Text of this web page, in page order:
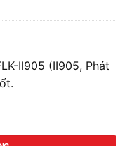
II905 (II905, Phát
(II905, Phát Hiện